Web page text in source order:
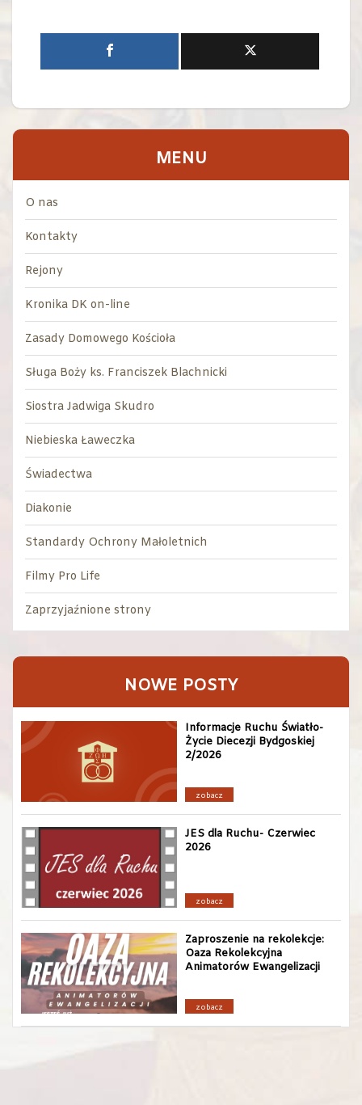
MENU
O nas
Kontakty
Rejony
Kronika DK on-line
Zasady Domowego Kościoła
Sługa Boży ks. Franciszek Blachnicki
Siostra Jadwiga Skudro
Niebieska Ławeczka
Świadectwa
Diakonie
Standardy Ochrony Małoletnich
Filmy Pro Life
Zaprzyjaźnione strony
NOWE POSTY
Informacje Ruchu Światło-
Życie Diecezji Bydgoskiej
2/2026
zobacz
JES dla Ruchu- Czerwiec
2026
zobacz
Zaproszenie na rekolekcje:
Oaza Rekolekcyjna
Animatorów Ewangelizacji
zobacz